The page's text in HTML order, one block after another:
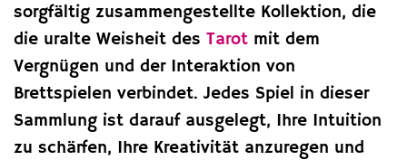
sorgfältig zusammengestellte Kollektion, die
die uralte Weisheit des Tarot mit dem
Vergnügen und der Interaktion von
Brettspielen verbindet. Jedes Spiel in dieser
Sammlung ist darauf ausgelegt, Ihre Intuition
zu schärfen, Ihre Kreativität anzuregen und